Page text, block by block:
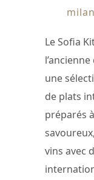
Le Sofia
une
de plats
préparés
vins avec